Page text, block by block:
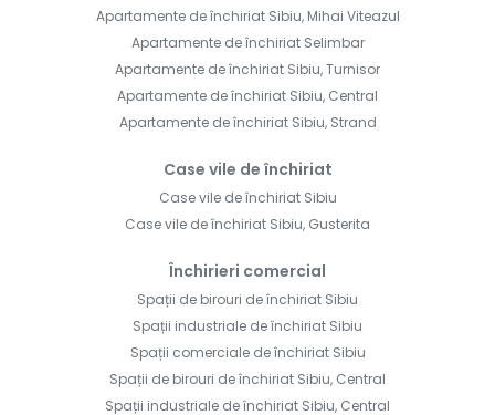
Apartamente de închiriat Sibiu, Mihai Viteazul
Apartamente de închiriat Selimbar
Apartamente de închiriat Sibiu, Turnisor
Apartamente de închiriat Sibiu, Central
Apartamente de închiriat Sibiu, Strand
Case vile de închiriat
Case vile de închiriat Sibiu
Case vile de închiriat Sibiu, Gusterita
Închirieri comercial
Spații de birouri de închiriat Sibiu
Spații industriale de închiriat Sibiu
Spații comerciale de închiriat Sibiu
Spații de birouri de închiriat Sibiu, Central
Spații industriale de închiriat Sibiu, Central